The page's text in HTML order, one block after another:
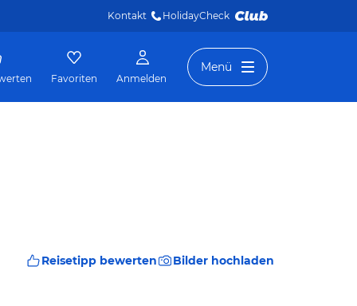
Kontakt HolidayCheck
Favoriten Anmelden
Menü
Reisetipp bewerten Bilder hochladen